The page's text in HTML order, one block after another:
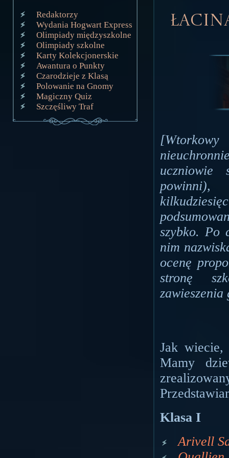
Redaktorzy
Wydania Hogwart Express
Olimpiady międzyszkolne
Olimpiady szkolne
Karty Kolekcjonerskie
Awantura o Punkty
Czarodzieje z Klasą
Polowanie na Gnomy
Magiczny Quiz
Szczęśliwy Traf
uczniowie
powinni),
szybko. Po
nim
ocenę
stronę
Jak
Mamy
Klasa I
Arivell